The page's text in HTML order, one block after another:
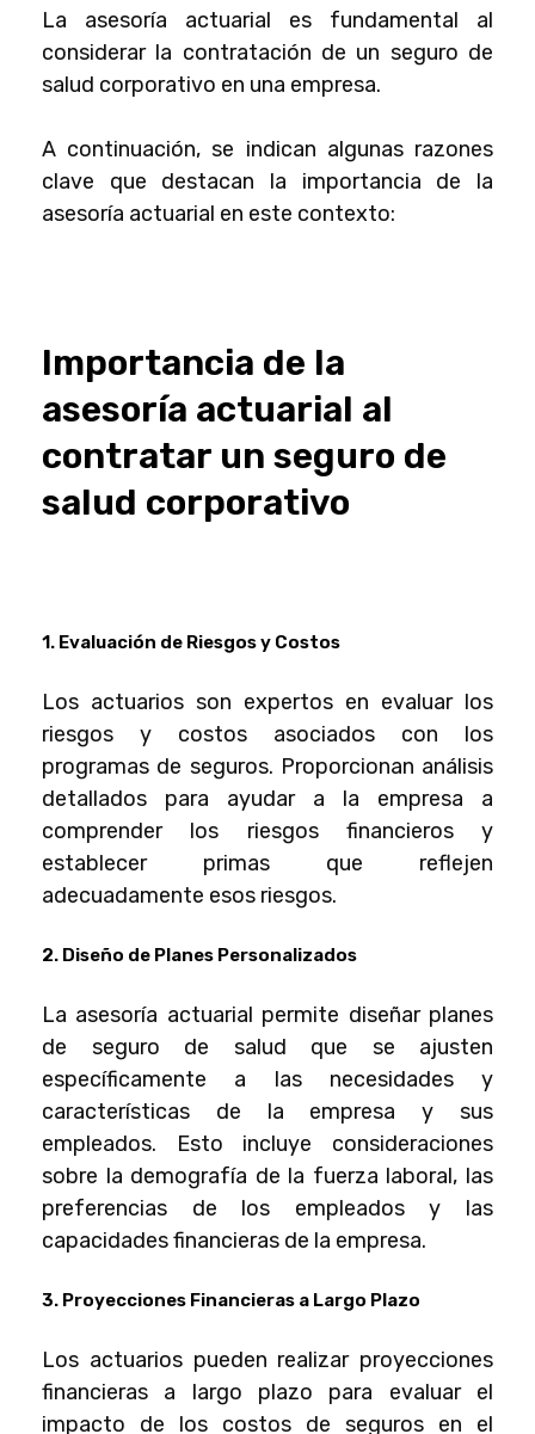
La asesoría actuarial es fundamental al
considerar la contratación de un seguro de
salud corporativo en una empresa.
A continuación, se indican algunas razones
clave que destacan la importancia de la
asesoría actuarial en este contexto:
Importancia de la
asesoría actuarial al
contratar un seguro de
salud corporativo
1. Evaluación de Riesgos y Costos
Los actuarios son expertos en evaluar los
riesgos y costos asociados con los
programas de seguros. Proporcionan análisis
detallados para ayudar a la empresa a
comprender los riesgos financieros y
establecer primas que reflejen
adecuadamente esos riesgos.
2. Diseño de Planes Personalizados
La asesoría actuarial permite diseñar planes
de seguro de salud que se ajusten
específicamente a las necesidades y
características de la empresa y sus
empleados. Esto incluye consideraciones
sobre la demografía de la fuerza laboral, las
preferencias de los empleados y las
capacidades financieras de la empresa.
3. Proyecciones Financieras a Largo Plazo
Los actuarios pueden realizar proyecciones
financieras a largo plazo para evaluar el
impacto de los costos de seguros en el